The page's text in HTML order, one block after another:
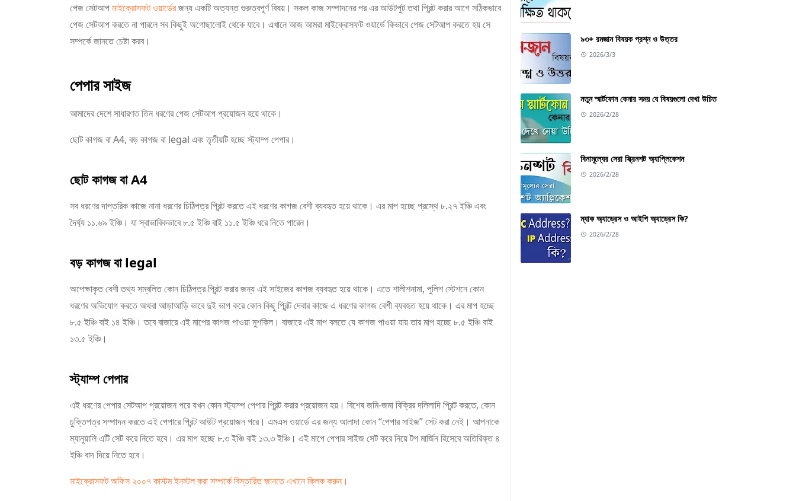
পেজ সেটআপমাইক্রোসফট ওয়ার্ডেরজন্য একটি অত্যন্ত গুরুত্বপূর্ণ বিষয়। সকল কাজ সম্পাদনের পর এর আউটপুট তথা প্রিন্ট করার আগে সঠিকভাবে
পেজ সেটআপ করতে না পারলে সব কিছুই অগোছালোই থেকে যাবে। এখানে আজ আমরা মাইক্রোসফট ওয়ার্ডে কিভাবে পেজ সেটআপ করতে হয় সে
সম্পর্কে জানতে চেষ্টা করব।
পেপার সাইজ
আমাদের দেশে সাধারণত তিন ধরণের পেজ সেটআপ প্রয়োজন হয়ে থাকে।
ছোট কাগজ বা A4, বড় কাগজ বা legal এবং তৃতীয়টি হচ্ছে স্ট্যাম্প পেপার।
ছোট কাগজ বা A4
সব ধরণের দাপ্তরিক কাজে নানা ধরণের চিঠিপত্র প্রিন্ট করতে এই ধরণের কাগজ বেশী ব্যবহৃত হয়ে থাকে। এর মাপ হচ্ছে প্রস্থে ৮.২৭ ইঞ্চি এবং
দৈর্ঘ্য ১১.৬৯ ইঞ্চি। যা স্বাভাবিকভাবে ৮.৫ ইঞ্চি বাই ১১.৫ ইঞ্চি ধরে নিতে পারেন।
বড় কাগজ বা legal
অপেক্ষাকৃত বেশী তথ্য সম্বলিত কোন চিঠিপত্র প্রিন্ট করার জন্য এই সাইজের কাগজ ব্যবহৃত হয়ে থাকে। এতে শালীশনামা, পুলিশ স্টেশনে কোন
ধরণের অভিযোগ করতে অথবা আড়াআড়ি ভাবে দুই ভাগ করে কোন কিছু প্রিন্ট দেবার কাজে এ ধরণের কাগজ বেশী ব্যবহৃত হয়ে থাকে। এর মাপ হচ্ছে
৮.৫ ইঞ্চি বাই ১৪ ইঞ্চি। তবে বাজারে এই মাপের কাগজ পাওয়া মুশকিল। বাজারে এই মাপ বলতে যে কাগজ পাওয়া যায় তার মাপ হচ্ছে ৮.৫ ইঞ্চি বাই
১৩.৫ ইঞ্চি।
স্ট্যাম্প পেপার
এই ধরণের পেপার সেটআপ প্রয়োজন পরে যখন কোন স্ট্যাম্প পেপার প্রিন্ট করার প্রয়োজন হয়। বিশেষ জমি-জমা বিক্রির দলিলাদি প্রিন্ট করতে, কোন
চুক্তিপত্র সম্পাদন করতে এই পেপারে প্রিন্ট আউট প্রয়োজন পরে। এমএস ওয়ার্ডে এর জন্য আলাদা কোন “পেপার সাইজ” সেট করা নেই। আপনাকে
ম্যানুয়ালি এটি সেট করে নিতে হবে। এর মাপ হচ্ছে ৮.৩ ইঞ্চি বাই ১৩.৩ ইঞ্চি। এই মাপে পেপার সাইজ সেট করে নিয়ে টপ মার্জিন হিসেবে অতিরিক্ত ৪
ইঞ্চি বাদ দিয়ে নিতে হবে।
মাইক্রোসফট অফিস ২০০৭ কাস্টম ইনস্টল করা সম্পর্কে বিস্তারিত জানতে এখানে ক্লিক করুন।
৯৩+ রমজান বিষয়ক প্রশ্ন ও উত্তর
2026/3/3
নতুন স্মার্টফোন কেনার সময় যে বিষয়গুলো দেখা উচিত
2026/2/28
বিনামূল্যের সেরা স্ক্রিনশট অ্যাপ্লিকেশন
2026/2/28
ম্যাক অ্যাড্রেস ও আইপি অ্যাড্রেস কি?
2026/2/28